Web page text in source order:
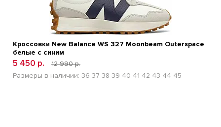
Кроссовки New Balance WS 327 Moonbeam Outerspace
белые с синим
5 450 р.
12 990 р.
Размеры в наличии: 36 37 38 39 40 41 42 43 44 45